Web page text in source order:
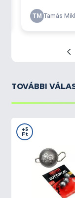
TOVÁBBI
+5
Ft